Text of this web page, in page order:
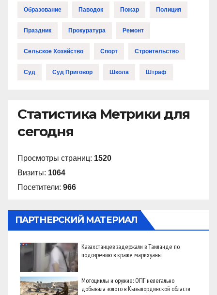
Образование Паводок Пожар Полиция
Праздник Прокуратура Ремонт
Сельское Хозяйство Спорт Строительство
Суд Суд Приговор Школа Штраф
Статистика Метрики для
сегодня
Просмотры страниц: 1520
Визиты: 1064
Посетители: 966
ПАРТНЕРСКИЙ МАТЕРИАЛ
Казахстанцев задержали в Таиланде по
подозрению в краже марихуаны
Мотоциклы и оружие: ОПГ нелегально
добывала золото в Кызылординской области